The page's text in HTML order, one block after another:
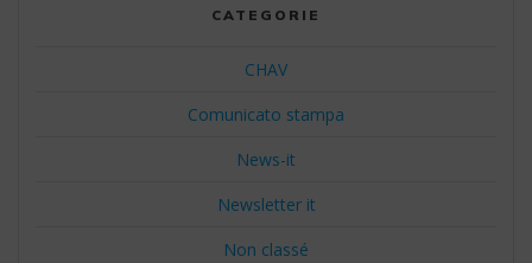
CATEGORIE
CHAV
Comunicato stampa
News-it
Newsletter it
Non classé